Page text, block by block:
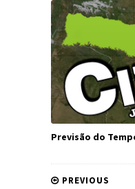
Previsão do
PREVIOUS